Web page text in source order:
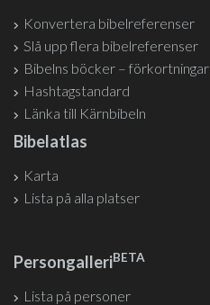
Konvertera bibelreferenser
Slå upp flera bibelreferenser
Bibelns böcker – förkortningar
Hashtagstandard
Länka till Kärnbibeln
Bibelatlas
Karta
Lista på alla platser
PersongalleriBETA
Lista på personer